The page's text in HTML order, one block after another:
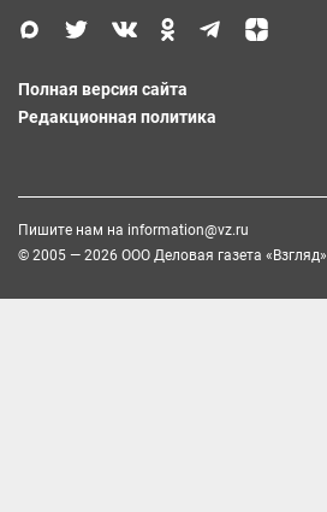
Полная версия сайта
Редакционная политика
Пишите нам на information@vz.ru
© 2005 — 2026 ООО Деловая газета «Взгляд»